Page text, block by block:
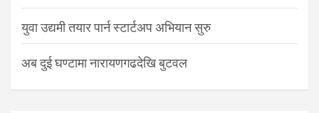
युवा उद्यमी तयार पार्न स्टार्टअप अभियान सुरु
अब दुई घण्टामा नारायणगढदेखि बुटवल